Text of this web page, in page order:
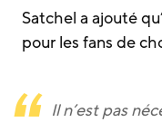
Satchel a ajouté
pour les fans de
Il n’est pas